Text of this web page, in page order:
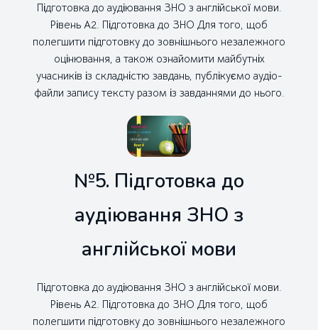
Підготовка до аудіювання ЗНО з англійської мови.
Рівень А2. Підготовка до ЗНО Для того, щоб
полегшити підготовку до зовнішнього незалежного
оцінювання, а також ознайомити майбутніх
учасників із складністю завдань, публікуємо аудіо-
файли запису тексту разом із завданнями до нього.
№5. Підготовка до
аудіювання ЗНО з
англійської мови
Підготовка до аудіювання ЗНО з англійської мови.
Рівень А2. Підготовка до ЗНО Для того, щоб
полегшити підготовку до зовнішнього незалежного